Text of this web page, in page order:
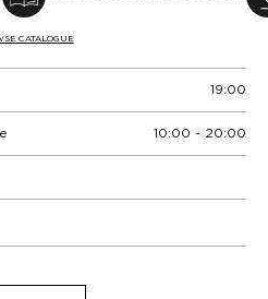
CATALOGUE
19:00
10:00 - 20:00